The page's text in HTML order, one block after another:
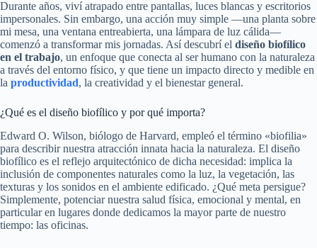
Durante años, viví atrapado entre pantallas, luces blancas y escritorios
impersonales. Sin embargo, una acción muy simple —una planta sobre
mi mesa, una ventana entreabierta, una lámpara de luz cálida—
comenzó a transformar mis jornadas. Así descubrí el diseño biofílico
en el trabajo, un enfoque que conecta al ser humano con la naturaleza
a través del entorno físico, y que tiene un impacto directo y medible en
la productividad, la creatividad y el bienestar general.
¿Qué es el diseño biofílico y por qué importa?
Edward O. Wilson, biólogo de Harvard, empleó el término «biofilia»
para describir nuestra atracción innata hacia la naturaleza. El diseño
biofílico es el reflejo arquitectónico de dicha necesidad: implica la
inclusión de componentes naturales como la luz, la vegetación, las
texturas y los sonidos en el ambiente edificado. ¿Qué meta persigue?
Simplemente, potenciar nuestra salud física, emocional y mental, en
particular en lugares donde dedicamos la mayor parte de nuestro
tiempo: las oficinas.